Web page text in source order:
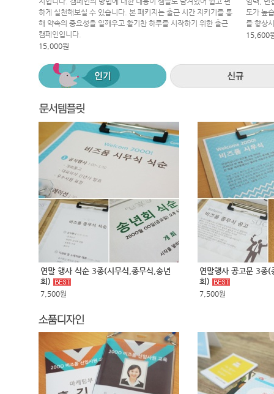
하게 실천해보실 수 있습니다. 본 패키지는 출근 시간 지키기를 통
해 약속의 중요성을 일깨우고 활기찬 하루를 시작하기 위한 출근
캠페인입니다.
15,000원
도가 높
를 향상
15,600
연말 행사 식순 3종(시무식,종무식,송년
회)
7,500원
연말행사 공고문 3종(
회)
7,500원